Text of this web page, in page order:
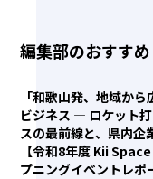
編集部のおすすめ
「和歌山発、地域から
ビジネス ― ロケット
スの最前線と、県内
【令和8年度 Kii
プニングイベントレポ